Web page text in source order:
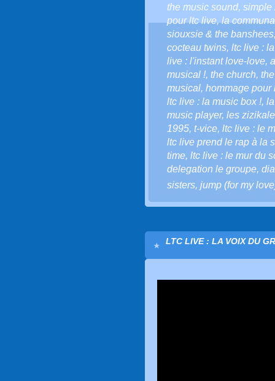
the music sound, simple
pour ltc live,la
siouxsie & the banshees
cocteau twins, ltc live :
live : l'instant love-love,
musical !, the church,
musical, hommage pour
ltc live : la music box !,
music player, les
1995, t-vice, ltc live : le
ltc live prend le rap à la
time, ltc live : le mur du
delegation le groupe,
sisters, jump (for my
LTC LIVE : LA VOIX DU